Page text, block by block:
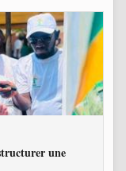
une